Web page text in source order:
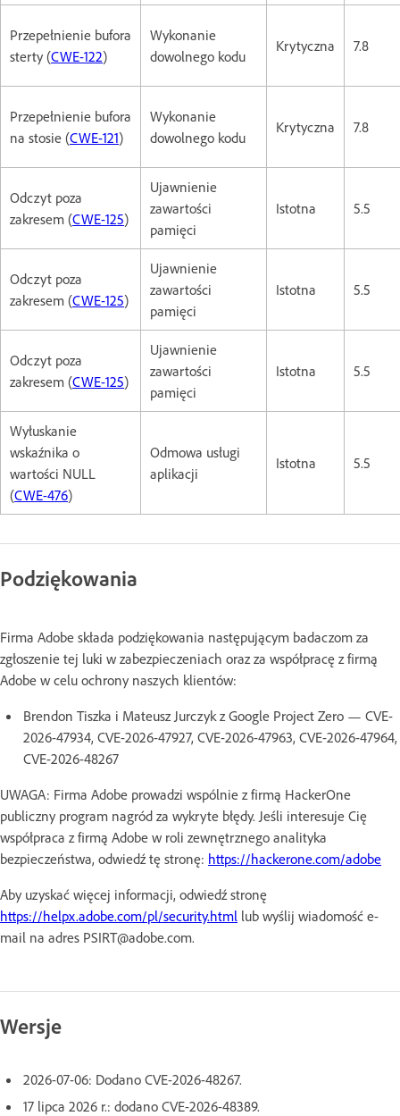
Przepełnienie bufora
sterty (CWE-122)
Wykonanie
dowolnego kodu
Krytyczna 7.8
Przepełnienie bufora
na stosie (CWE-121)
Wykonanie
dowolnego kodu
Krytyczna 7.8
Odczyt poza
zakresem (CWE-125)
Ujawnienie
zawartości
pamięci
Istotna 5.5
Odczyt poza
zakresem (CWE-125)
Ujawnienie
zawartości
pamięci
Istotna 5.5
Odczyt poza
zakresem (CWE-125)
Ujawnienie
zawartości
pamięci
Istotna 5.5
Wyłuskanie
wskaźnika o
wartości NULL
(CWE-476)
Odmowa usługi
aplikacji
Istotna 5.5
Podziękowania
Firma Adobe składa podziękowania następującym badaczom za
zgłoszenie tej luki w zabezpieczeniach oraz za współpracę z firmą
Adobe w celu ochrony naszych klientów:
Brendon Tiszka i Mateusz Jurczyk z Google Project Zero — CVE-
2026-47934, CVE-2026-47927, CVE-2026-47963, CVE-2026-47964,
CVE-2026-48267
UWAGA: Firma Adobe prowadzi wspólnie z firmą HackerOne
publiczny program nagród za wykryte błędy. Jeśli interesuje Cię
współpraca z firmą Adobe w roli zewnętrznego analityka
bezpieczeństwa, odwiedź tę stronę: https://hackerone.com/adobe
Aby uzyskać więcej informacji, odwiedź stronę
https://helpx.adobe.com/pl/security.html lub wyślij wiadomość e-
mail na adres PSIRT@adobe.com.
Wersje
2026-07-06: Dodano CVE-2026-48267.
17 lipca 2026 r.: dodano CVE-2026-48389.